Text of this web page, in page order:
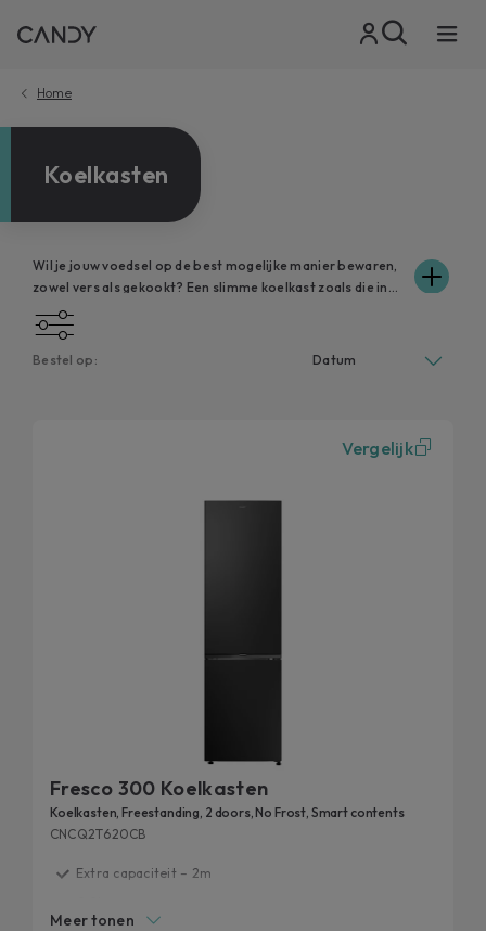
Home
Koelkasten
Wil je jouw voedsel op de best mogelijke manier bewaren,
zowel vers als gekookt? Een slimme koelkast zoals die in
de Candy catalogus kan ideaal zijn voor jou. Van het
automatische ontdooi- en ijsbewakingssysteem tot de
mogelijkheid om legplateaus en interne balkons naar wens
vers is. Van inbouw koelkasten tot vrijstaande koelkasten:
grootte, kleur, display en connectiviteit.
Bestel op:
Vergelijk
Fresco 300 Koelkasten
Koelkasten, Freestanding, 2 doors, No Frost, Smart contents
CNCQ2T620CB
Extra capaciteit – 2m
Meer tonen